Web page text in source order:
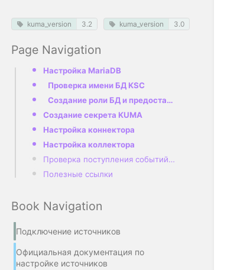
kuma_version 3.2 kuma_version 3.0
Page Navigation
Настройка MariaDB
Проверка имени БД KSC
Создание роли БД и предоставление прав
Создание секрета KUMA
Настройка коннектора
Настройка коллектора
Проверка поступления событий KSC в KUMA
Полезные ссылки
Book Navigation
Подключение источников
Официальная документация по
настройке источников